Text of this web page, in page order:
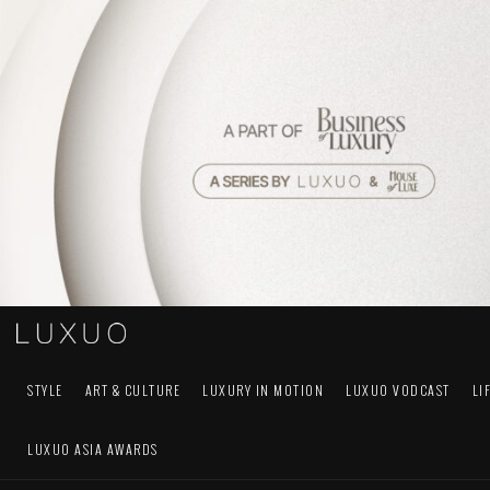
STYLE ART & CULTURE LUXURY IN MOTION LUXUO VODCAST
LUXUO ASIA AWARDS